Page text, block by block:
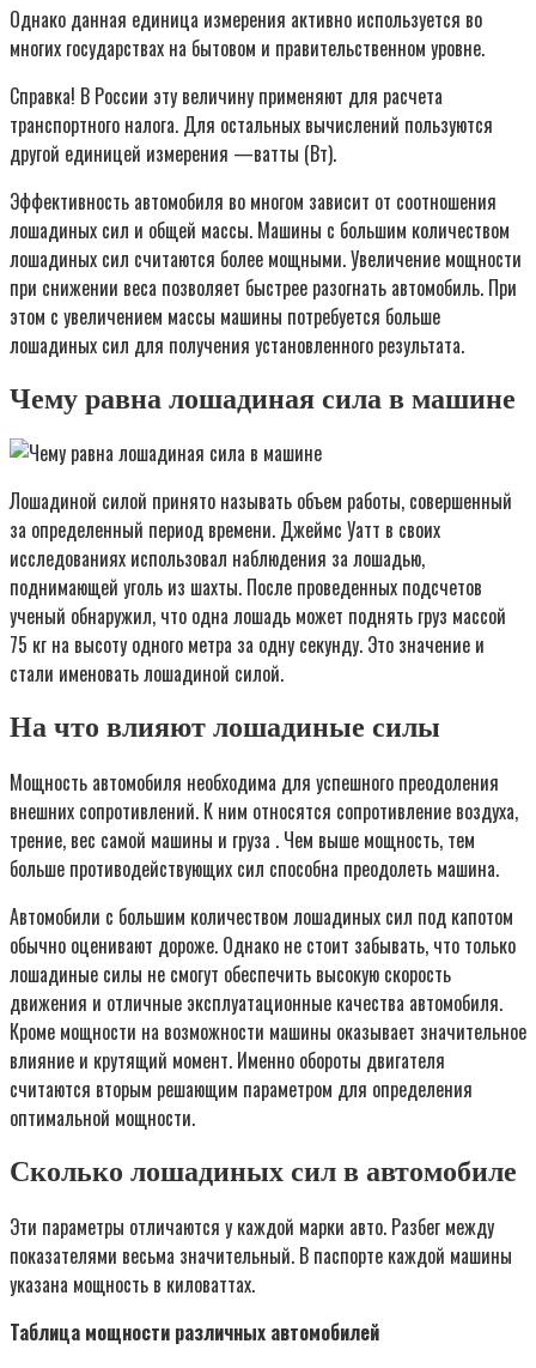
Однако данная единица измерения активно используется во
многих государствах на бытовом и правительственном уровне.
Справка! В России эту величину применяют для расчета
транспортного налога. Для остальных вычислений пользуются
другой единицей измерения —ватты (Вт).
Эффективность автомобиля во многом зависит от соотношения
лошадиных сил и общей массы. Машины с большим количеством
лошадиных сил считаются более мощными. Увеличение мощности
при снижении веса позволяет быстрее разогнать автомобиль. При
этом с увеличением массы машины потребуется больше
лошадиных сил для получения установленного результата.
Чему равна лошадиная сила в машине
Лошадиной силой принято называть объем работы, совершенный
за определенный период времени. Джеймс Уатт в своих
исследованиях использовал наблюдения за лошадью,
поднимающей уголь из шахты. После проведенных подсчетов
ученый обнаружил, что одна лошадь может поднять груз массой
75 кг на высоту одного метра за одну секунду. Это значение и
стали именовать лошадиной силой.
На что влияют лошадиные силы
Мощность автомобиля необходима для успешного преодоления
внешних сопротивлений. К ним относятся сопротивление воздуха,
трение, вес самой машины и груза . Чем выше мощность, тем
больше противодействующих сил способна преодолеть машина.
Автомобили с большим количеством лошадиных сил под капотом
обычно оценивают дороже. Однако не стоит забывать, что только
лошадиные силы не смогут обеспечить высокую скорость
движения и отличные эксплуатационные качества автомобиля.
Кроме мощности на возможности машины оказывает значительное
влияние и крутящий момент. Именно обороты двигателя
считаются вторым решающим параметром для определения
оптимальной мощности.
Сколько лошадиных сил в автомобиле
Эти параметры отличаются у каждой марки авто. Разбег между
показателями весьма значительный. В паспорте каждой машины
указана мощность в киловаттах.
Таблица мощности различных автомобилей